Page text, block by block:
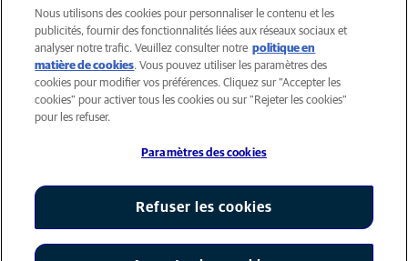
©AniCura 2024
Cookies
Privacyverklaring
AniCura est un affilié de Mars, Inc © 2026
Nous utilisons des cookies pour personnaliser le contenu et les
publicités, fournir des fonctionnalités liées aux réseaux sociaux et
analyser notre trafic. Veuillez consulter notre politique en
matière de cookies(opens in a new tab)
. Vous pouvez utiliser les paramètres des
cookies pour modifier vos préférences. Cliquez sur "Accepter les
cookies" pour activer tous les cookies ou sur "Rejeter les cookies"
pour les refuser.
Paramètres des cookies
Refuser les cookies